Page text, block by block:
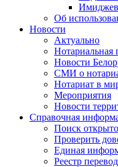
Об
Новости
Актуально
Нотариальная
Новости
СМИ о
Нотариат в
Мероприятия
Новости
Справочная
Поиск
Проверить
Единая
Реестр